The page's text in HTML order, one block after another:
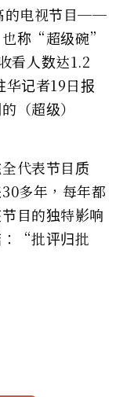
的电视节目──
也称“超级碗”
看人数达1.2
记者19日报
（超级）
代表节目质
多年，每年都
目的独特影响
：“批评归批